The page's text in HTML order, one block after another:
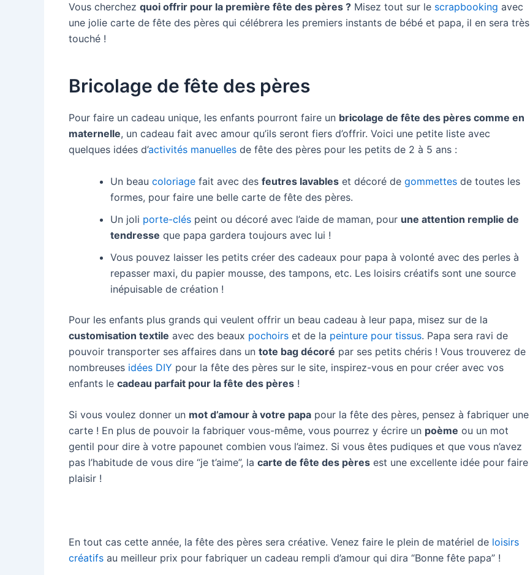
Vous cherchez quoi offrir pour la première fête des pères ? Misez tout sur le scrapbooking avec
une jolie carte de fête des pères qui célébrera les premiers instants de bébé et papa, il en sera très
touché !
Bricolage de fête des pères
Pour faire un cadeau unique, les enfants pourront faire un bricolage de fête des pères comme en
maternelle, un cadeau fait avec amour qu’ils seront fiers d’offrir. Voici une petite liste avec
quelques idées d’activités manuelles de fête des pères pour les petits de 2 à 5 ans :
Un beau coloriage fait avec des feutres lavables et décoré de gommettes de toutes les
formes, pour faire une belle carte de fête des pères.
Un joli porte-clés peint ou décoré avec l’aide de maman, pour une attention remplie de
tendresse que papa gardera toujours avec lui !
Vous pouvez laisser les petits créer des cadeaux pour papa à volonté avec des perles à
repasser maxi, du papier mousse, des tampons, etc. Les loisirs créatifs sont une source
inépuisable de création !
Pour les enfants plus grands qui veulent offrir un beau cadeau à leur papa, misez sur de la
customisation textile avec des beaux pochoirs et de la peinture pour tissus. Papa sera ravi de
pouvoir transporter ses affaires dans un tote bag décoré par ses petits chéris ! Vous trouverez de
nombreuses idées DIY pour la fête des pères sur le site, inspirez-vous en pour créer avec vos
enfants le cadeau parfait pour la fête des pères !
Si vous voulez donner un mot d’amour à votre papa pour la fête des pères, pensez à fabriquer une
carte ! En plus de pouvoir la fabriquer vous-même, vous pourrez y écrire un poème ou un mot
gentil pour dire à votre papounet combien vous l’aimez. Si vous êtes pudiques et que vous n’avez
pas l’habitude de vous dire “je t’aime”, la carte de fête des pères est une excellente idée pour faire
plaisir !
En tout cas cette année, la fête des pères sera créative. Venez faire le plein de matériel de loisirs
créatifs au meilleur prix pour fabriquer un cadeau rempli d’amour qui dira “Bonne fête papa” !